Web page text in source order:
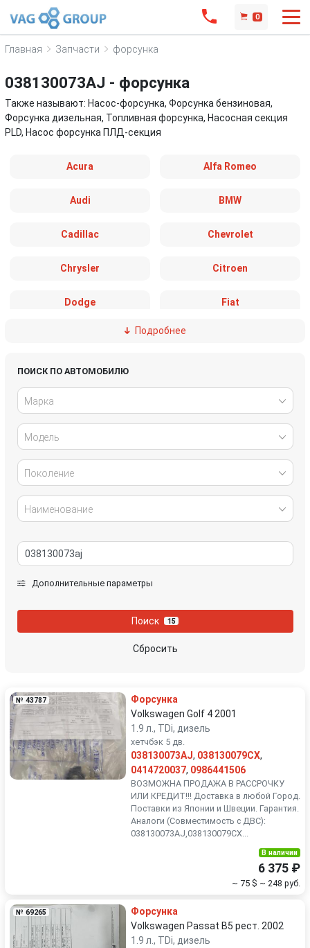
0
Главная Запчасти форсунка
038130073AJ - форсунка
Также называют: Насос-форсунка, Форсунка бензиновая,
Форсунка дизельная, Топливная форсунка, Насосная секция
PLD, Насос форсунка ПЛД-секция
Acura Alfa Romeo
Audi BMW
Cadillac Chevrolet
Chrysler Citroen
Dodge Fiat
Honda
Kia
Land Rover
Mazda Mercedes-Benz
Nissan Opel
SEAT Skoda
Smart
Subaru
Volkswagen
Подробнее
ПОИСК ПО АВТОМОБИЛЮ
Марка
Модель
Поколение
Наименование
Дополнительные параметры
Поиск 15
Сбросить
№ 43787
Форсунка
Volkswagen Golf 4 2001
1.9 л., TDi, дизель
хетчбэк 5 дв.
038130073AJ, 038130079CX,
0414720037, 0986441506
ВОЗМОЖНА ПРОДАЖА В РАССРОЧКУ
ИЛИ КРЕДИТ!!! Доставка в любой Город.
Поставки из Японии и Швеции. Гарантия.
Аналоги (Совместимость с ДВС):
038130073AJ,038130079CX...
В наличии
6 375 ₽
~ 75 $ ~ 248 руб.
№ 69265
Форсунка
Volkswagen Passat B5 рест. 2002
1.9 л., TDi, дизель